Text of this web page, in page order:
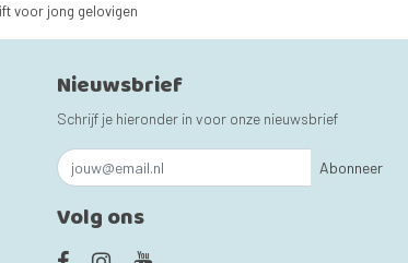
voor jong gelovigen
Nieuwsbrief
Schrijf je hieronder in voor onze nieuwsbrief
Abonneer
Volg ons